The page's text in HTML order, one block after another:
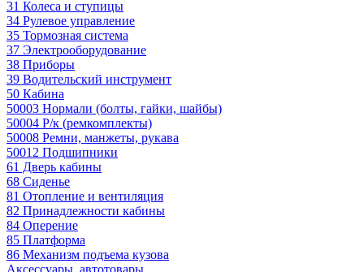
31 Колеса и ступицы
34 Рулевое управление
35 Тормозная система
37 Электрооборудование
38 Приборы
39 Водительский инструмент
50 Кабина
50003 Нормали (болты, гайки, шайбы)
50004 Р/к (ремкомплекты)
50008 Ремни, манжеты, рукава
50012 Подшипники
61 Дверь кабины
68 Сиденье
81 Отопление и вентиляция
82 Принадлежности кабины
84 Оперение
85 Платформа
86 Механизм подъема кузова